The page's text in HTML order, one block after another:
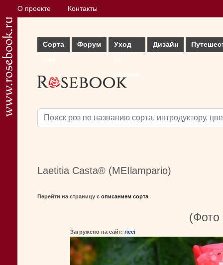
О проекте Контакты
Сорта
Форум
Уход
Дизайн
Laetitia Casta® (MEIlampario)
Перейти на страницу с описанием сорта
(Фото
Загружено на сайт: ricci